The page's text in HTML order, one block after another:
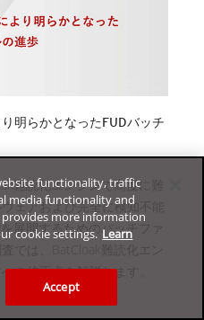
明らかとなったFUDバッチ
難読化エンジンで高度に難
ェアおよび完全に検知不能
展開するためのバッチファ
では、BatCloak難読化エン
き修正点を解説します。
functionality, traffic
media functionality and
more information
cookie settings. Learn
Accept